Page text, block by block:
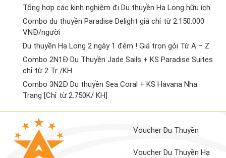
Tổng hợp các kinh nghiệm đi Du thuyền Hạ Long hữu ích
Combo du thuyền Paradise Delight giá chỉ từ 2.150.000
VNĐ/người
Du thuyền Hạ Long 2 ngày 1 đêm ! Giá trọn gói Từ A – Z
Combo 2N1Đ Du Thuyền Jade Sails + KS Paradise Suites
chỉ từ 2 Tr /KH
Combo 3N2Đ Du thuyền Sea Coral + KS Havana Nha
Trang [Chỉ từ 2.750K/ KH]
Voucher Du Thuyền
Voucher Du Thuyền Hạ